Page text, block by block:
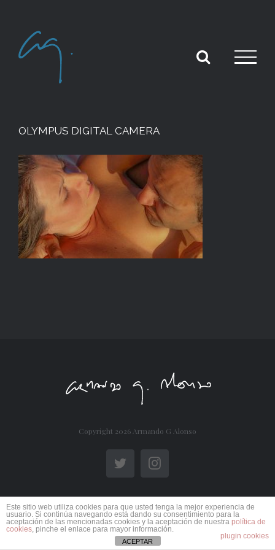
content
OLYMPUS DIGITAL CAMERA
Copyright 2026 Armando G Alonso
TwitterInstagram
Este sitio web utiliza cookies para que usted tenga la mejor experiencia de
usuario. Si continúa navegando está dando su consentimiento para la
aceptación de las mencionadas cookies y la aceptación de nuestra política de
cookies, pinche el enlace para mayor información.
plugin cookies
ACEPTAR